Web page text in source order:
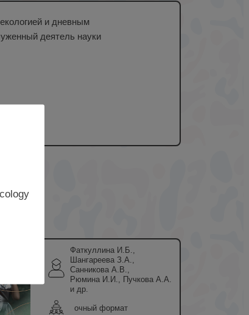
и дневным
деятель науки
Фаткуллина И.Б.,
Шангареева З.А.,
Санникова А.В.,
Рюмина И.И., Пучкова А.А.
и др.
очный формат